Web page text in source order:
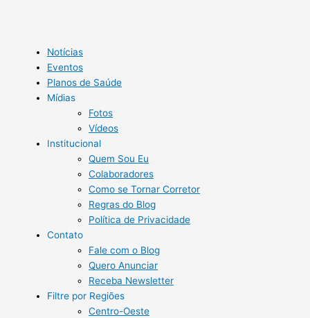
Notícias
Eventos
Planos de Saúde
Mídias
Fotos
Vídeos
Institucional
Quem Sou Eu
Colaboradores
Como se Tornar Corretor
Regras do Blog
Política de Privacidade
Contato
Fale com o Blog
Quero Anunciar
Receba Newsletter
Filtre por Regiões
Centro-Oeste